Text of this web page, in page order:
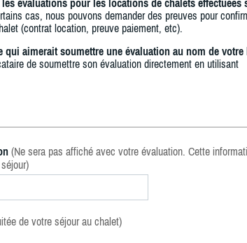
évaluations pour les locations de chalets effectuées
cas, nous pouvons demander des preuves pour
(contrat location, preuve paiement, etc).
qui aimerait soumettre une évaluation au nom de votre
de soumettre son évaluation directement en utilisant
(Ne sera pas affiché avec votre évaluation. Cette
de votre séjour au chalet)